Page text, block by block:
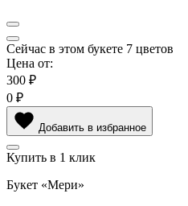
Сейчас в этом букете 7 цветов
Цена от:
300 ₽
0 ₽
Добавить в избранное
Купить в 1 клик
Букет «Мери»